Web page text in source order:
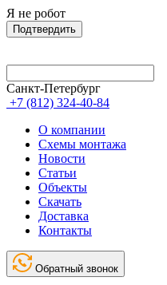
Я не робот
Подтвердить
Санкт-Петербург
+7 (812) 324-40-84
О компании
Схемы монтажа
Новости
Статьи
Объекты
Скачать
Доставка
Контакты
Обратный звонок